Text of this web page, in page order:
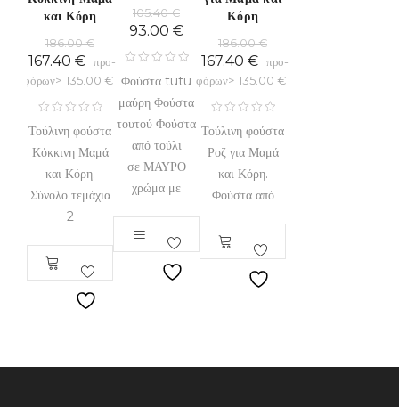
και Κόρη
186.00€
167.40 € προ-
φόρων> 135.00 €
Τούλινη φούστα
Κόκκινη Μαμά
και Κόρη.
Σύνολο τεμάχια
2
105.40€
93.00 €
Φούστα tutu
μαύρη Φούστα
τουτού Φούστα
από τούλι
σε ΜΑΥΡΟ
χρώμα με
Κόρη
186.00€
167.40 € προ-
φόρων> 135.00 €
Τούλινη φούστα
Ροζ για Μαμά
και Κόρη.
Φούστα από